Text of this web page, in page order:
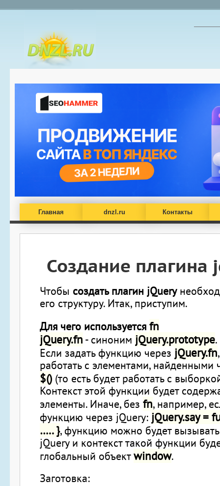
Главная dnzl.ru Контакты
Создание плагина
Чтобы создать плагин jQuery
его структуру. Итак, приступим.
Для чего используется fn
jQuery.fn - синоним jQuery.prototype.
Если задать функцию через jQuery.fn
работать с элементами, найденными
$()(то есть будет работать с
Контекст этой функции будет
элементы. Иначе, без fn, например,
функцию через jQuery: jQuery.say =
….. }, функцию можно будет вызывать
jQuery и контекст такой функции
глобальный объектwindow.
Заготовка: